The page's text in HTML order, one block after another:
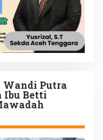
Wandi Putra
Ibu Betti